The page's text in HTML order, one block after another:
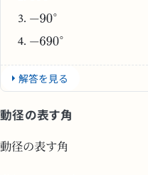
解答を見る
動径の表す角
動径の表す角